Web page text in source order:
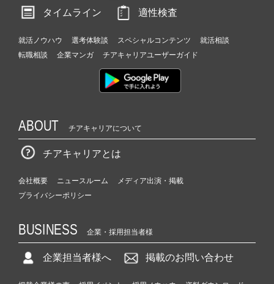
タイムライン
適性検査
就活ノウハウ 選考体験談 スペシャルコンテンツ
就活相談
転職相談
企業マンガ チアキャリアユーザーガイド
ABOUT チアキャリアについて
チアキャリアとは
会社概要 ニュースルーム
メディア出演・掲載
プライバシーポリシー
BUSINESS 企業・採用担当者様
企業担当者様へ 掲載のお問い合わせ